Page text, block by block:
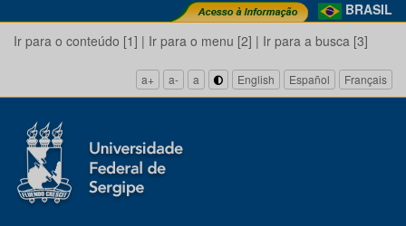
BRASIL
Ir para o conteúdo [1] | Ir para o menu [2] | Ir para a busca [3]
a+ a- a English Español Français